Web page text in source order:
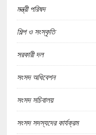
মন্ত্রী পরিষদ
শিল্প ও সংস্কৃতি
সরকারী দল
সংসদ অধিবেশন
সংসদ সচিবালয়
সংসদ সদস্যদের কার্যক্রম